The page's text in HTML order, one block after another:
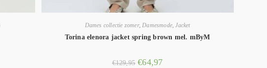
Dames collectie zomer,Damesmode,Jacket
Torina elenora jacket spring brown mel. mByM
€129,95 €64,97